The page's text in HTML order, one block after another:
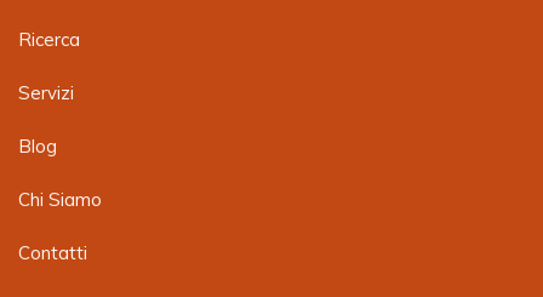
Ricerca
Servizi
Blog
Chi Siamo
Contatti